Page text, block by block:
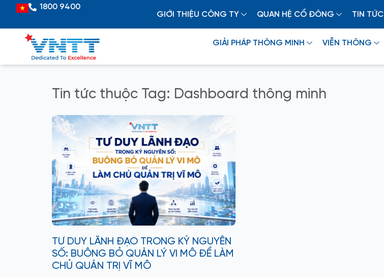
content
Vietnamese
1800 9400
GIỚI THIỆU CÔNG TY
QUAN HỆ CỔ ĐÔNG TIN TỨC
GIẢI PHÁP THÔNG MINH VIỄN THÔNG
Tin tức thuộc Tag: Dashboard thông minh
TƯ DUY LÃNH ĐẠO TRONG KỶ NGUYÊN
SỐ: BUÔNG BỎ QUẢN LÝ VI MÔ ĐỂ LÀM
CHỦ QUẢN TRỊ VĨ MÔ